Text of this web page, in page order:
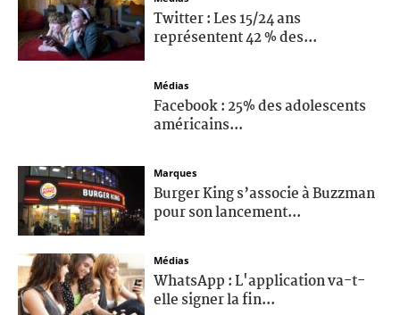
Twitter : Les 15/24 ans
représentent 42 % des...
Médias
Facebook : 25% des adolescents
américains...
Marques
Burger King s’associe à Buzzman
pour son lancement...
Médias
WhatsApp : L'application va-t-
elle signer la fin...